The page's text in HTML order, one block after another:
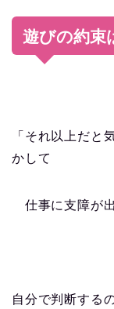
遊びの約束
「それ以上だと
かして
仕事に支障が出
自分で判断する